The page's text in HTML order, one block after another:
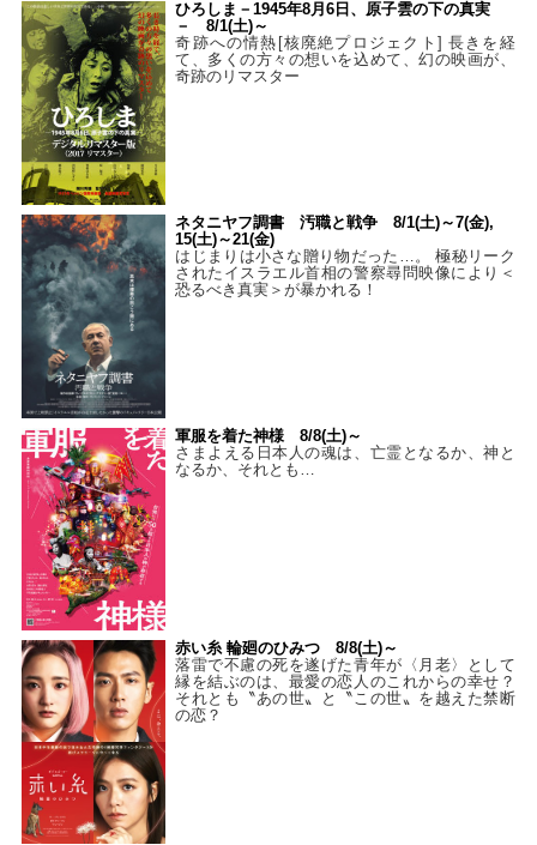
ひろしま－1945年8月6日、原子雲の下の真実
－ 8/1(土)～
奇跡への情熱[核廃絶プロジェクト] 長きを経
て、多くの方々の想いを込めて、幻の映画が、
奇跡のリマスター
ネタニヤフ調書 汚職と戦争 8/1(土)～7(金),
15(土)～21(金)
はじまりは小さな贈り物だった…。 極秘リーク
されたイスラエル首相の警察尋問映像により＜
恐るべき真実＞が暴かれる！
軍服を着た神様 8/8(土)～
さまよえる日本人の魂は、亡霊となるか、神と
なるか、それとも…
赤い糸 輪廻のひみつ 8/8(土)～
落雷で不慮の死を遂げた青年が〈月老〉として
縁を結ぶのは、最愛の恋人のこれからの幸せ？
それとも〝あの世〟と〝この世〟を越えた禁断
の恋？